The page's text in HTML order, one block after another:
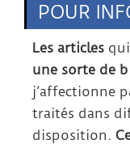
POUR
Les articles
une sorte de
j’affectionne
traités dans
disposition.